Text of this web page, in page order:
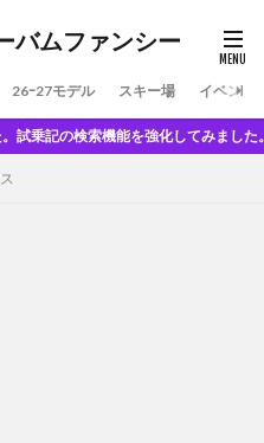
バムファンシー
26ｰ27モデル スキー場 イベント
記の検索機能を強化してみました。